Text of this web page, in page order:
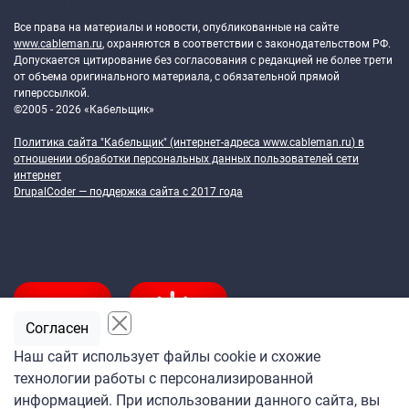
Все права на материалы и новости, опубликованные на сайте
www.cableman.ru, охраняются в соответствии с законодательством РФ.
Допускается цитирование без согласования с редакцией не более трети
от объема оригинального материала, с обязательной прямой
гиперссылкой.
©2005 - 2026 «Кабельщик»
Политика сайта "Кабельщик" (интернет-адреса www.cableman.ru) в
отношении обработки персональных данных пользователей сети
интернет
DrupalCoder — поддержка сайта c 2017 года
Подпишитесь
Наш сайт использует файлы cookie и схожие
технологии работы с персонализированной
информацией. При использовании данного сайта, вы
Согласен